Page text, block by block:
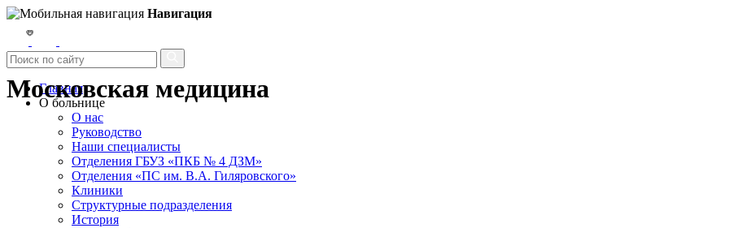
Московская медицина
Навигация
Главная
О больнице
О нас
Руководство
Наши специалисты
Отделения ГБУЗ «ПКБ № 4 ДЗМ»
Отделения «ПС им. В.А. Гиляровского»
Клиники
Структурные подразделения
История